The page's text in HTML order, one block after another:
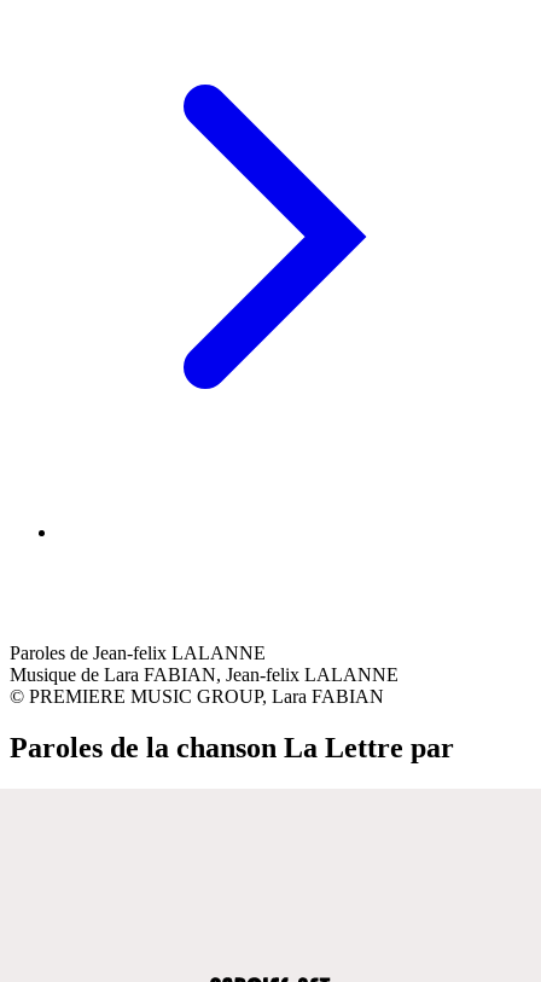
Paroles de Jean-felix LALANNE
Musique de Lara FABIAN, Jean-felix LALANNE
© PREMIERE MUSIC GROUP, Lara FABIAN
Paroles de la chanson La Lettre par